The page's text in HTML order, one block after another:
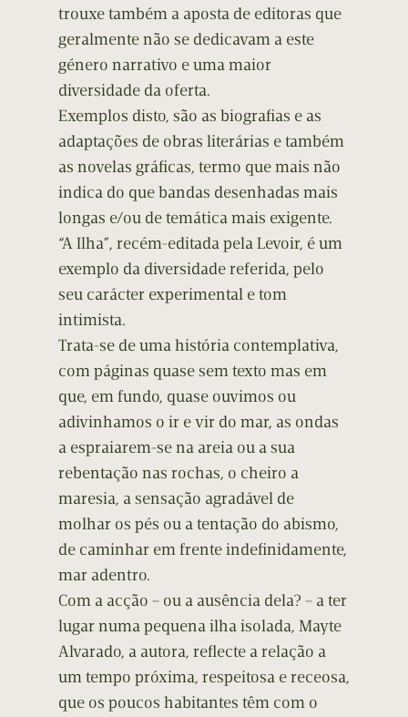
trouxe também a aposta de editoras que
geralmente não se dedicavam a este
género narrativo e uma maior
diversidade da oferta.
Exemplos disto, são as biografias e as
adaptações de obras literárias e também
as novelas gráficas, termo que mais não
indica do que bandas desenhadas mais
longas e/ou de temática mais exigente.
“A Ilha”, recém-editada pela Levoir, é um
exemplo da diversidade referida, pelo
seu carácter experimental e tom
intimista.
Trata-se de uma história contemplativa,
com páginas quase sem texto mas em
que, em fundo, quase ouvimos ou
adivinhamos o ir e vir do mar, as ondas
a espraiarem-se na areia ou a sua
rebentação nas rochas, o cheiro a
maresia, a sensação agradável de
molhar os pés ou a tentação do abismo,
de caminhar em frente indefinidamente,
mar adentro.
Com a acção – ou a ausência dela? – a ter
lugar numa pequena ilha isolada, Mayte
Alvarado, a autora, reflecte a relação a
um tempo próxima, respeitosa e receosa,
que os poucos habitantes têm com o